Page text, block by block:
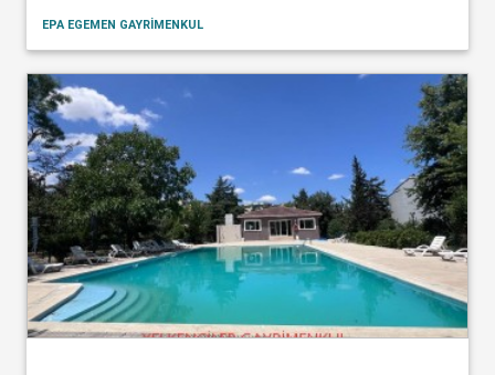
EPA EGEMEN GAYRİMENKUL